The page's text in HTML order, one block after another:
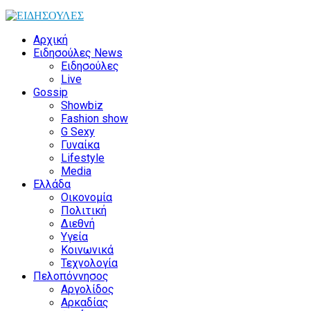
Αρχική
Ειδησούλες News
Ειδησούλες
Live
Gossip
Showbiz
Fashion show
G Sexy
Γυναίκα
Lifestyle
Media
Ελλάδα
Οικονομία
Πολιτική
Διεθνή
Υγεία
Κοινωνικά
Τεχνολογία
Πελοπόννησος
Αργολίδος
Αρκαδίας